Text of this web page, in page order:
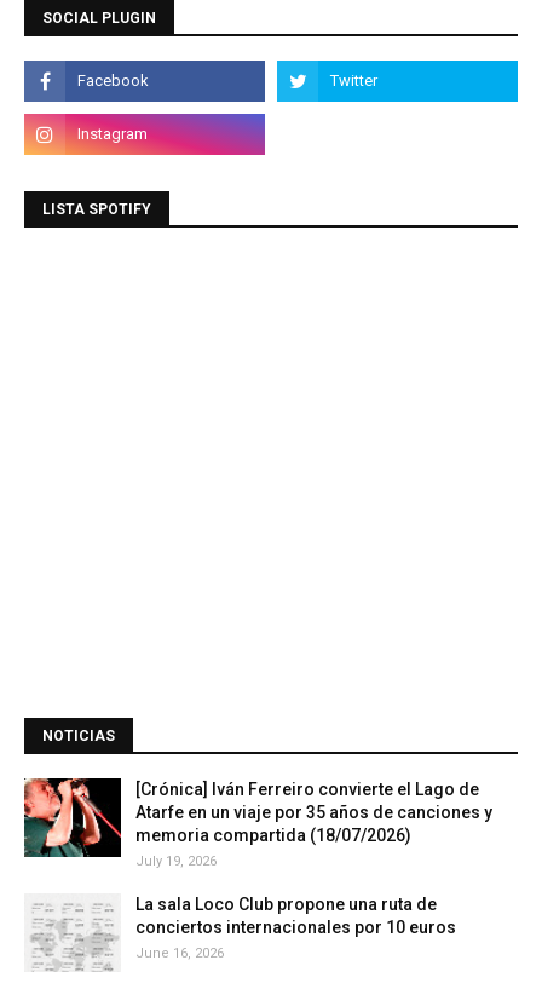
SOCIAL PLUGIN
LISTA SPOTIFY
NOTICIAS
[Crónica] Iván Ferreiro convierte el Lago de
Atarfe en un viaje por 35 años de canciones y
memoria compartida (18/07/2026)
July 19, 2026
La sala Loco Club propone una ruta de
conciertos internacionales por 10 euros
June 16, 2026